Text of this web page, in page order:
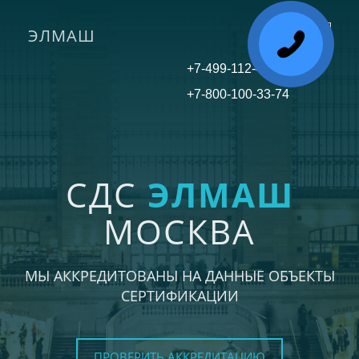
Toggle
ЭЛМАШ
СДС ЭЛМАШ
МОСКВА
МЫ АККРЕДИТОВАНЫ НА ДАННЫЕ ОБЪЕКТЫ
СЕРТИФИКАЦИИ
+7-499-112-45-81
+7-800-100-33-74